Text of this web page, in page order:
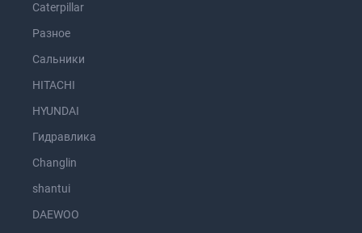
Caterpillar
Разное
Сальники
HITACHI
HYUNDAI
Гидравлика
Changlin
shantui
DAEWOO